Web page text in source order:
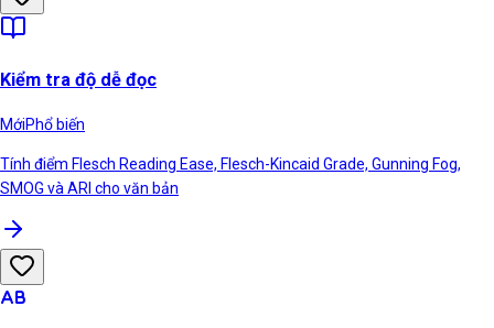
Kiểm tra độ dễ đọc
MớiPhổ biến
Tính điểm Flesch Reading Ease, Flesch-Kincaid Grade, Gunning Fog,
SMOG và ARI cho văn bản